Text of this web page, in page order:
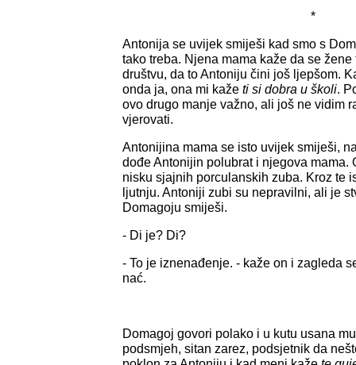
*
Antonija se uvijek smiješi kad smo s
tako treba. Njena mama kaže da se
društvu, da to Antoniju čini još ljepšom.
onda ja, ona mi kaže ti si dobra u školi.
ovo drugo manje važno, ali još ne vidim
vjerovati.
Antonijina mama se isto uvijek smiješi,
dođe Antonijin polubrat i njegova mama.
nisku sjajnih porculanskih zuba. Kroz te
ljutnju. Antoniji zubi su nepravilni, ali je
Domagoju smiješi.
- Di je? Di?
- To je iznenađenje. - kaže on i zagleda
nać.
Domagoj govori polako i u kutu usana
podsmjeh, sitan zarez, podsjetnik da